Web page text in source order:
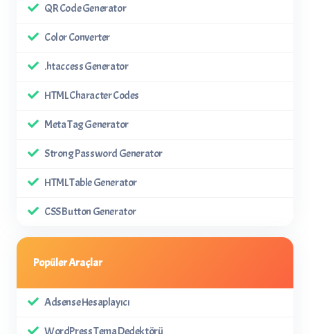
QR Code Generator
Color Converter
.htaccess Generator
HTML Character Codes
Meta Tag Generator
Strong Password Generator
HTML Table Generator
CSS Button Generator
Popüler Araçlar
Adsense Hesaplayıcı
WordPress Tema Dedektörü